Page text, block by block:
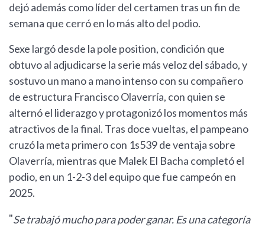
dejó además como líder del certamen tras un fin de
semana que cerró en lo más alto del podio.
Sexe largó desde la pole position, condición que
obtuvo al adjudicarse la serie más veloz del sábado, y
sostuvo un mano a mano intenso con su compañero
de estructura Francisco Olaverría, con quien se
alternó el liderazgo y protagonizó los momentos más
atractivos de la final. Tras doce vueltas, el pampeano
cruzó la meta primero con 1s539 de ventaja sobre
Olaverría, mientras que Malek El Bacha completó el
podio, en un 1-2-3 del equipo que fue campeón en
2025.
"Se trabajó mucho para poder ganar. Es una categoría